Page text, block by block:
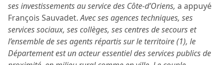
ses investissements au service des Côte-d’Oriens, a appuyé
François Sauvadet.Avec ses agences techniques, ses
services sociaux, ses collèges, ses centres de secours et
l’ensemble de ses agents répartis sur le territoire (1), le
Département est un acteur essentiel des services publics de